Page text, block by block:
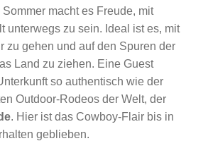
macht es Freude, mit
unterwegs zu sein. Ideal ist es, mit
zu gehen und auf den Spuren der
Land zu ziehen. Eine Guest
so authentisch wie der
Outdoor-Rodeos der Welt, der
. Hier ist das Cowboy-Flair bis in
geblieben.